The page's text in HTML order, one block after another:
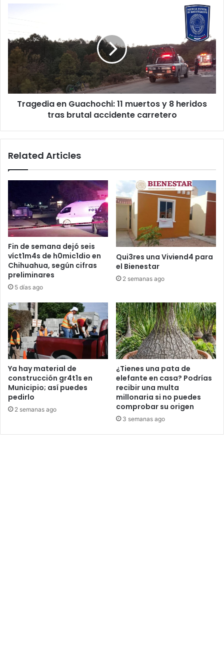
11
muertos
heridos
tras
brutalTragedia en Guachochi: 11 muertos y 8 heridos
tras brutal accidente carretero
Related Articles
Fin de semana dejó seis
víct1m4s de h0mic1dio en
Chihuahua, según cifras
preliminares
5 días ago
Qui3res una Viviend4 para
el Bienestar
2 semanas ago
Ya hay material de
construcción gr4t1s en
Municipio; así puedes
pedirlo
2 semanas ago
¿Tienes una pata de
elefante en casa? Podrías
recibir una multa
millonaria si no puedes
comprobar su origen
3 semanas ago